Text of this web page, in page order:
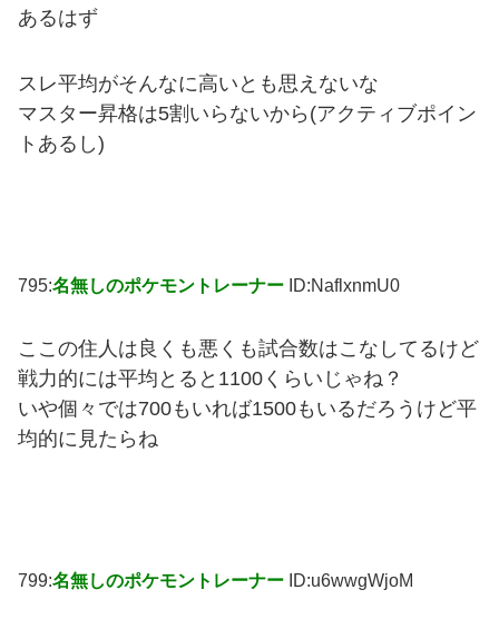
あるはず
スレ平均がそんなに高いとも思えないな
マスター昇格は5割いらないから(アクティブポイン
トあるし)
795:名無しのポケモントレーナー ID:NaflxnmU0
ここの住人は良くも悪くも試合数はこなしてるけど
戦力的には平均とると1100くらいじゃね？
いや個々では700もいれば1500もいるだろうけど平
均的に見たらね
799:名無しのポケモントレーナー ID:u6wwgWjoM